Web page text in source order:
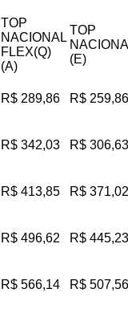
TOP
NACIONAL
FLEX(Q)
(A)
TOP
(E)
R$ 289,86 R$ 259,86
R$ 342,03 R$ 306,63
R$ 413,85 R$ 371,02
R$ 496,62 R$ 445,23
R$ 566,14 R$ 507,56